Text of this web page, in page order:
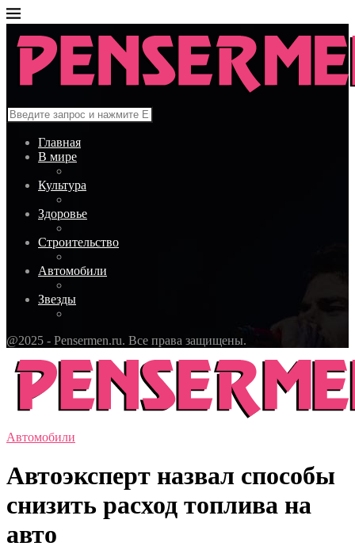
Главная
В мире
Культура
Здоровье
Строительство
Автомобили
Звезды
@2025 - Pensermen.ru. Все права защищены.
Автомобили
Автоэксперт назвал способы
снизить расход топлива на
авто